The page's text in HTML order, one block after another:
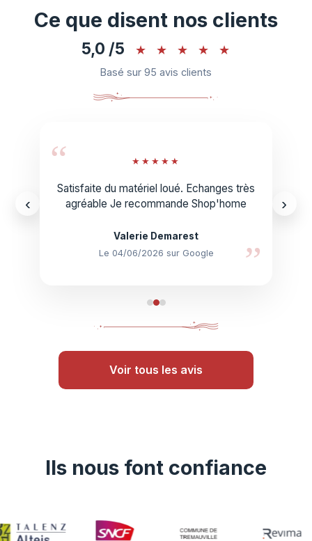
Ce que disent nos clients
5,0 /5 ★ ★ ★ ★ ★
Basé sur 95 avis clients
‹
★ ★ ★ ★ ★
“
Satisfaite du matériel loué. Echanges très
agréable Je recommande Shop'home
”
Valerie Demarest
Le 04/06/2026 sur Google
›
Voir tous les avis
Ils nous font confiance